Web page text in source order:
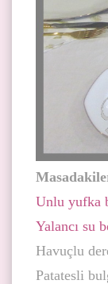
Unlu yufka
Yalancı su
Havuçlu
Patatesli